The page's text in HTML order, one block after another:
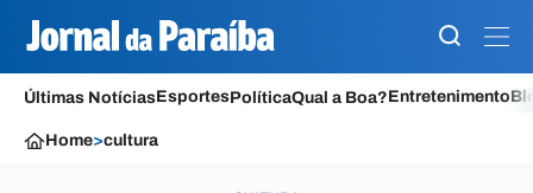
Últimas NotíciasEsportesPolíticaQual a Boa?Entretenimento
Home>cultura